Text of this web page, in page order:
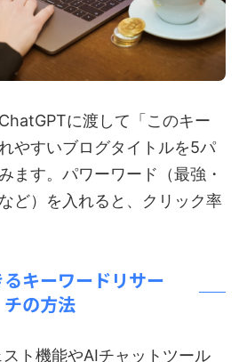
に渡して「このキー
やすいブログタイトルを5パ
ます。パワーワード（最強・
ど）を入れると、クリック率
キーワードリサー
チの方法
ト機能やAIチャットツール